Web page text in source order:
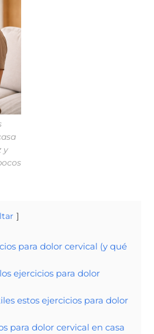
y
para dolor cervical (y qué
ejercicios para dolor
estos ejercicios para dolor
para dolor cervical en casa